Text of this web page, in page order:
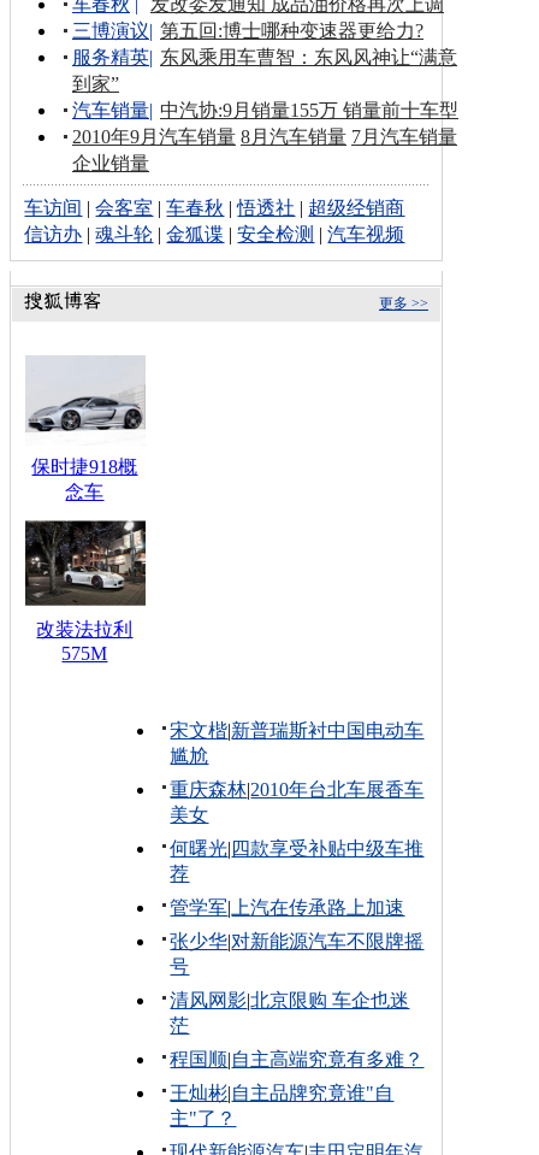
车春秋 |
发改委发通知 成品油价格再次上调
三博演议| 第五回:博士哪种变速器更给力?
服务精英| 东风乘用车曹智：东风风神让“满意
到家”
汽车销量| 中汽协:9月销量155万 销量前十车型
2010年9月汽车销量 8月汽车销量 7月汽车销量
企业销量
车访间 |会客室 |车春秋 |悟透社 | 超级经销商
信访办 |魂斗轮 |金狐谍 |安全检测 |汽车视频
更多 >>
保时捷918概
念车
改装法拉利
575M
宋文楷|新普瑞斯衬中国电动车
尴尬
重庆森林|2010年台北车展香车
美女
何曙光| 四款享受补贴中级车推
荐
管学军| 上汽在传承路上加速
张少华|对新能源汽车不限牌摇
号
清风网影|北京限购 车企也迷
茫
程国顺|自主高端究竟有多难？
王灿彬|自主品牌究竟谁"自
主"了？